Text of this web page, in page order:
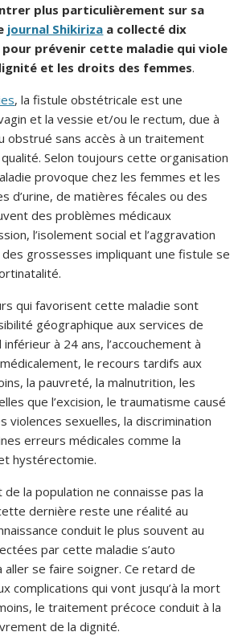
plus particulièrement sur sa
journal Shikiriza a collecté dix
pour prévenir cette maladie qui viole
et les droits des femmes.
, la fistule obstétricale est une
et la vessie et/ou le rectum, due à
obstrué sans accès à un traitement
Selon toujours cette organisation
provoque chez les femmes et les
d’urine, de matières fécales ou des
des problèmes médicaux
l’isolement social et l’aggravation
grossesses impliquant une fistule se
qui favorisent cette maladie sont
géographique aux services de
à 24 ans, l’accouchement à
le recours tardifs aux
la pauvreté, la malnutrition, les
que l’excision, le traumatisme causé
violences sexuelles, la discrimination
erreurs médicales comme la
hystérectomie.
la population ne connaisse pas la
dernière reste une réalité au
conduit le plus souvent au
par cette maladie s’auto
se faire soigner. Ce retard de
complications qui vont jusqu’à la mort
le traitement précoce conduit à la
de la dignité.